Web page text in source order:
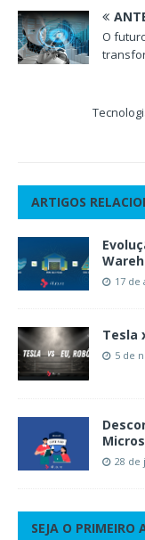
O
ARTIGOS
17 de
Tesla
5 de
28 de
SEJA O PRIMEIRO